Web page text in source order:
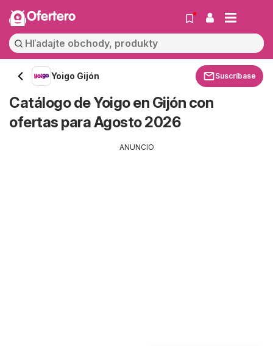
Ofertero
Yoigo Gijón Suscríbase
Catálogo de Yoigo en Gijón con
ofertas para Agosto 2026
ANUNCIO